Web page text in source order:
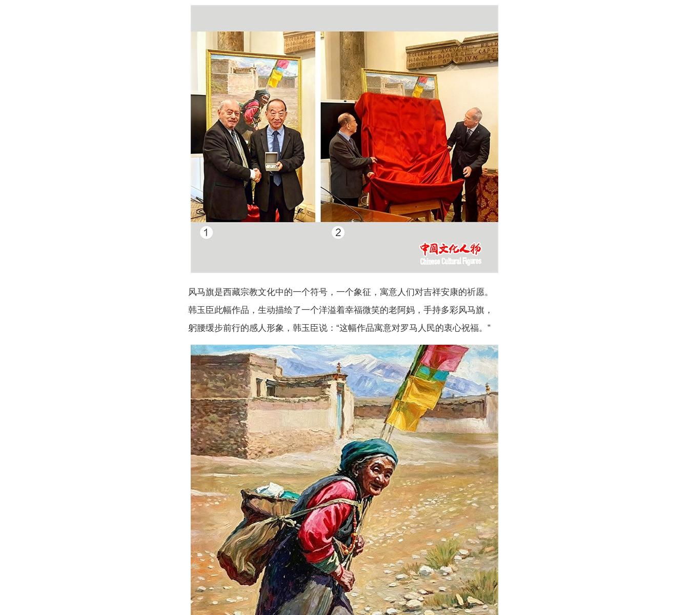
风马旗是西藏宗教文化中的一个符号，一个象征，寓意人们对吉祥安康的祈愿。
韩玉臣此幅作品，生动描绘了一个洋溢着幸福微笑的老阿妈，手持多彩风马旗，
躬腰缓步前行的感人形象，韩玉臣说：“这幅作品寓意对罗马人民的衷心祝福。”